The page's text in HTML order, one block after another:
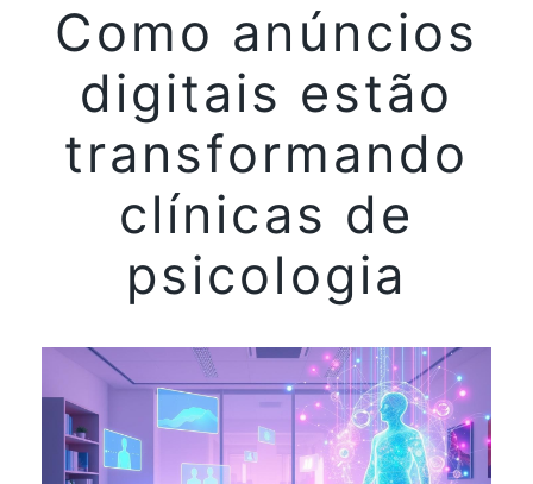
Como anúncios
digitais estão
transformando
clínicas de
psicologia